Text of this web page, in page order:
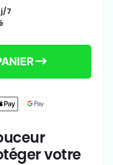
7
votre